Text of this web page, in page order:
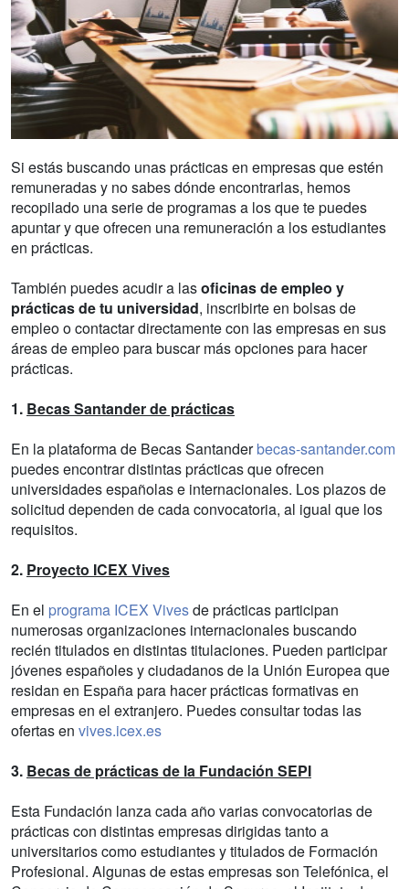
Si estás buscando unas prácticas en empresas que estén
remuneradas y no sabes dónde encontrarlas, hemos
recopilado una serie de programas a los que te puedes
apuntar y que ofrecen una remuneración a los estudiantes
en prácticas.
También puedes acudir a lasoficinas de empleo y
prácticas de tu universidad, inscribirte en bolsas de
empleo o contactar directamente con las empresas en sus
áreas de empleo para buscar más opciones para hacer
prácticas.
1. Becas Santander de prácticas
En la plataforma de Becas Santanderbecas-santander.com
puedes encontrar distintas prácticas que ofrecen
universidades españolas e internacionales. Los plazos de
solicitud dependen de cada convocatoria, al igual que los
requisitos.
2. Proyecto ICEX Vives
En el programa ICEX Vivesde prácticas participan
numerosas organizaciones internacionales buscando
recién titulados en distintas titulaciones. Pueden participar
jóvenes españoles y ciudadanos de la Unión Europea que
residan en España para hacer prácticas formativas en
empresas en el extranjero. Puedes consultar todas las
ofertas en vives.icex.es
3. Becas de prácticas de la Fundación SEPI
Esta Fundación lanza cada año varias convocatorias de
prácticas con distintas empresas dirigidas tanto a
universitarios como estudiantes y titulados de Formación
Profesional. Algunas de estas empresas son Telefónica, el